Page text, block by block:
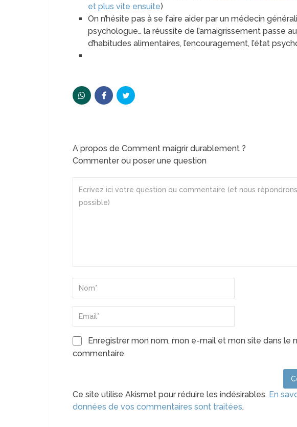
et plus vite ensuite)
On n’hésite pas à se faire aider par un médecin
psychologue… la réussite de l’amaigrissement passe
d’habitudes alimentaires, l’encouragement, l’état
A propos de Comment maigrir durablement ?
Commenter ou poser une question
Enregistrer mon nom, mon e-mail et mon site dans le
commentaire.
Ce site utilise Akismet pour réduire les indésirables. En
données de vos commentaires sont traitées.